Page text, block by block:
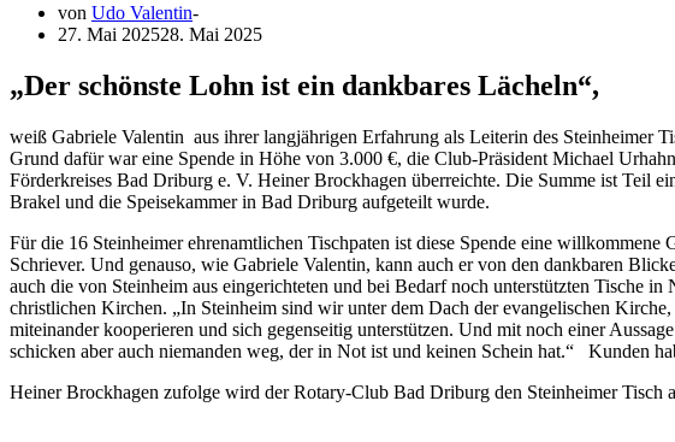
von Udo Valentin
27. Mai 202528. Mai 2025
„Der schönste Lohn ist ein dankbares Lächeln“,
weiß Gabriele Valentin aus ihrer langjährigen Erfahrung als Leiterin des Steinheimer
Grund dafür war eine Spende in Höhe von 3.000 €, die Club-Präsident Michael
Förderkreises Bad Driburg e. V. Heiner Brockhagen überreichte. Die Summe ist Teil
Brakel und die Speisekammer in Bad Driburg aufgeteilt wurde.
Für die 16 Steinheimer ehrenamtlichen Tischpaten ist diese Spende eine
Schriever. Und genauso, wie Gabriele Valentin, kann auch er von den dankbaren
auch die von Steinheim aus eingerichteten und bei Bedarf noch unterstützten Tische
christlichen Kirchen. „In Steinheim sind wir unter dem Dach der evangelischen
miteinander kooperieren und sich gegenseitig unterstützen. Und mit noch einer
schicken aber auch niemanden weg, der in Not ist und keinen Schein hat.“ Kunden
Heiner Brockhagen zufolge wird der Rotary-Club Bad Driburg den Steinheimer Tisch